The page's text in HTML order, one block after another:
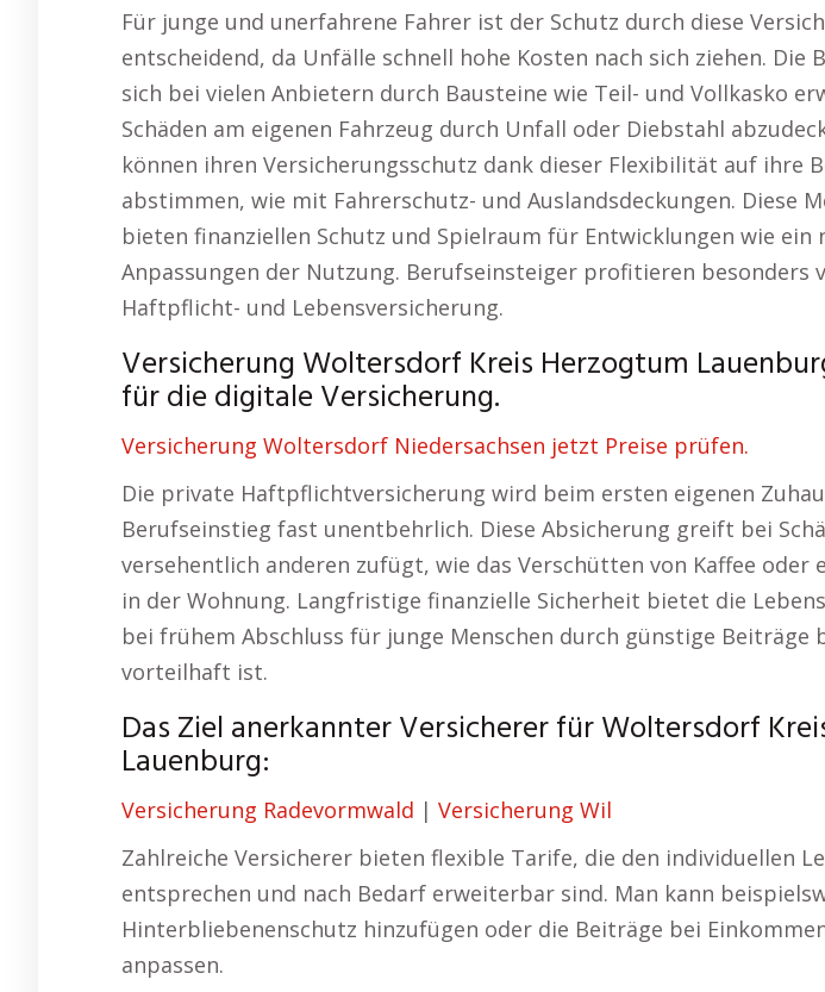
Für junge und unerfahrene Fahrer ist der Schutz durch diese
entscheidend, da Unfälle schnell hohe Kosten nach sich ziehen. Die
sich bei vielen Anbietern durch Bausteine wie Teil- und Vollkasko
Schäden am eigenen Fahrzeug durch Unfall oder Diebstahl
können ihren Versicherungsschutz dank dieser Flexibilität auf ihre
abstimmen, wie mit Fahrerschutz- und Auslandsdeckungen. Diese
bieten finanziellen Schutz und Spielraum für Entwicklungen wie ein
Anpassungen der Nutzung. Berufseinsteiger profitieren besonders
Haftpflicht- und Lebensversicherung.
Versicherung Woltersdorf Kreis Herzogtum
für die digitale Versicherung.
Versicherung Woltersdorf Niedersachsen jetzt Preise prüfen.
Die private Haftpflichtversicherung wird beim ersten eigenen
Berufseinstieg fast unentbehrlich. Diese Absicherung greift bei
versehentlich anderen zufügt, wie das Verschütten von Kaffee oder
in der Wohnung. Langfristige finanzielle Sicherheit bietet die
bei frühem Abschluss für junge Menschen durch günstige Beiträge
vorteilhaft ist.
Das Ziel anerkannter Versicherer für Woltersdorf
Lauenburg:
Versicherung Radevormwald | Versicherung Wil
Zahlreiche Versicherer bieten flexible Tarife, die den individuellen
entsprechen und nach Bedarf erweiterbar sind. Man kann
Hinterbliebenenschutz hinzufügen oder die Beiträge bei
anpassen.